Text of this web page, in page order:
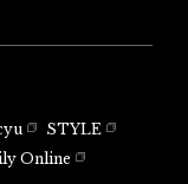
STYLE
Online